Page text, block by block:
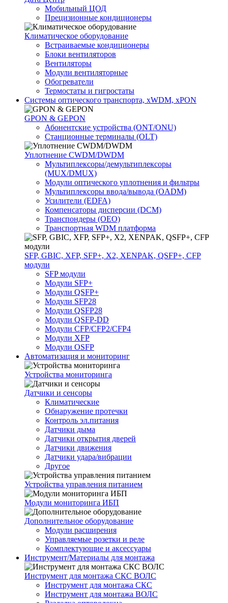
Мобильный ЦОД
Прецизионные кондиционеры
Климатичeское оборудование
Встраиваемые кондиционеры
Блоки вентиляторов
Вентиляторы
Модули вентиляторные
Обогреватели
Термостаты и гигростаты
Системы оптического транспорта, xWDM, xPON
GPON & GEPON
Абонентские устройства (ONT/ONU)
Станционные терминалы (OLT)
Уплотнение CWDM/DWDM
Мультиплексоры/демультиплексоры
(MUX/DMUX)
Модули оптического уплотнения и фильтры
Мультиплексоры ввода/вывода (OADM)
Усилители (EDFA)
Компенсаторы дисперсии (DCM)
Транспондеры (OEO)
Транспортная WDM платформа
SFP, GBIC, XFP, SFP+, X2, XENPAK, QSFP+, CFP
модули
SFP модули
Модули SFP+
Модули QSFP+
Модули SFP28
Модули QSFP28
Модули QSFP-DD
Модули CFP/CFP2/CFP4
Модули XFP
Модули OSFP
Автоматизация и мониторинг
Устройства мониторинга
Датчики и сенсоры
Климатические
Обнаружение протечки
Контроль эл.питания
Датчики дыма
Датчики открытия дверей
Датчики движения
Датчики удара/вибрации
Другое
Устройства управления питанием
Модули мониторинга ИБП
Дополнительное оборудование
Модули расширения
Управляемые розетки и реле
Комплектующие и аксессуары
Инструмент/Материалы для монтажа
Инструмент для монтажа СКС ВОЛС
Инструмент для монтажа СКС
Инструмент для монтажа ВОЛС